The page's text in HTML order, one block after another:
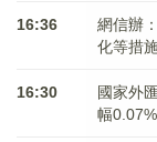
16:36
網信辦
化等措
16:30
國家外
幅0.07%